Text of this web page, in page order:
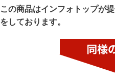
この商品はインフォトップが
をしております。